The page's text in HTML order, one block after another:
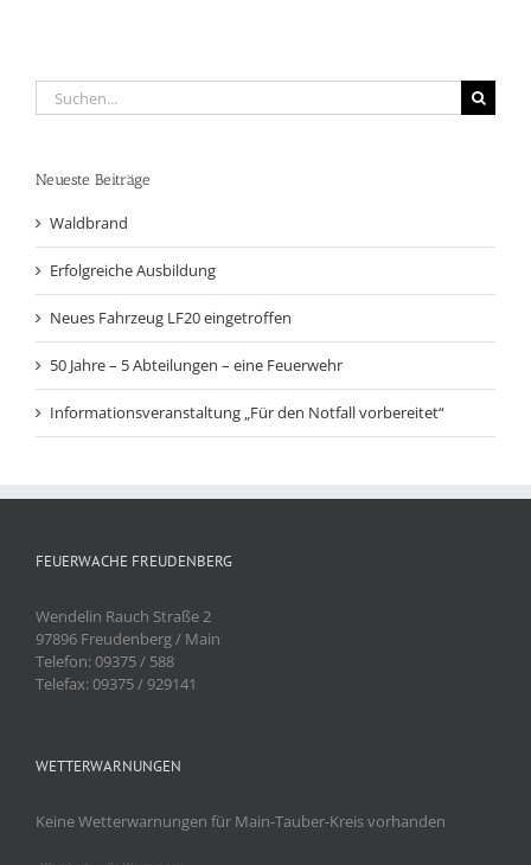
Suche
nach:
Neueste Beiträge
Waldbrand
Erfolgreiche Ausbildung
Neues Fahrzeug LF20 eingetroffen
50 Jahre – 5 Abteilungen – eine Feuerwehr
Informationsveranstaltung „Für den Notfall vorbereitet“
FEUERWACHE FREUDENBERG
Wendelin Rauch Straße 2
97896 Freudenberg / Main
Telefon: 09375 / 588
Telefax: 09375 / 929141
WETTERWARNUNGEN
Keine Wetterwarnungen für Main-Tauber-Kreis vorhanden